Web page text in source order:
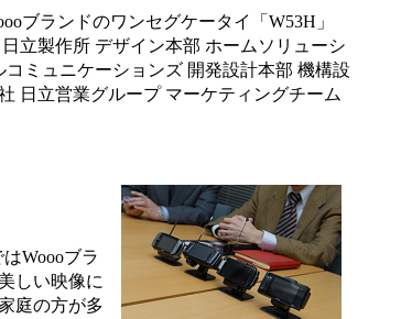
ブランドのワンセグケータイ「W53H」
立製作所 デザイン本部 ホームソリューシ
ミュニケーションズ 開発設計本部 機構設
日立営業グループ マーケティングチーム
Woooブラ
しい映像に
庭の方が多